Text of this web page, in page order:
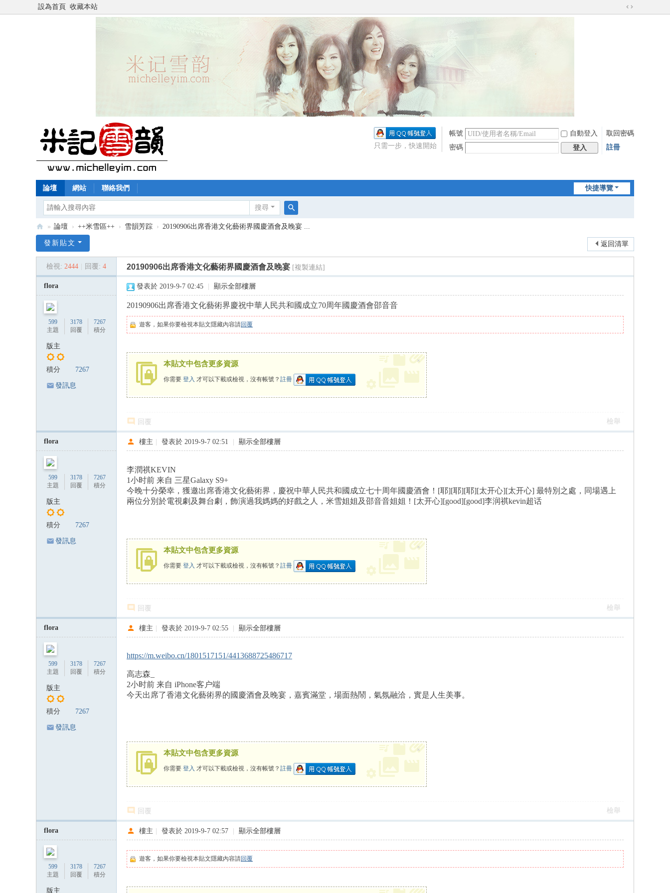
設為首頁 收藏本站
切
帳號 自動登入
取回密碼
密碼
登入 註冊
只需一步，快速開始
快捷導覽
論壇 網站 聯絡我們
搜尋
搜
米
» 論壇 › ++米雪區++ › 雪韻芳踪 › 20190906出席香港文化藝術界國慶酒會及晚宴 ...
返回清單
發新貼文
檢視: 2444 回覆: 4 20190906出席香港文化藝術界國慶酒會及晚宴 [複製連結]
flora
599
主題
3178
回覆
7267
積分
版主
積分 7267
發訊息
發表於 2019-9-7 02:45 顯示全部樓層
20190906出席香港文化藝術界慶祝中華人民共和國成立70周年國慶酒會邵音音
遊客，如果你要檢視本貼文隱藏內容請回覆
本貼文中包含更多資源
你需要 登入 才可以下載或檢視，沒有帳號？ 註冊
×
回覆 檢舉
flora
599
主題
3178
回覆
7267
積分
版主
積分 7267
發訊息
樓主 發表於 2019-9-7 02:51 顯示全部樓層
李潤祺KEVIN
1小时前 来自 三星Galaxy S9+
今晚十分榮幸，獲邀出席香港文化藝術界，慶祝中華人民共和國成立七十周年國慶酒會！[耶][耶][耶][太开心][太开心] 最特別之處，同場遇上
兩位分別於電視劇及舞台劇，飾演過我媽媽的好戲之人，米雪姐姐及邵音音姐姐！[太开心][good][good]李润祺kevin超话
本貼文中包含更多資源
你需要 登入 才可以下載或檢視，沒有帳號？ 註冊
×
回覆 檢舉
flora
599
主題
3178
回覆
7267
積分
版主
積分 7267
發訊息
樓主 發表於 2019-9-7 02:55 顯示全部樓層
https://m.weibo.cn/1801517151/4413688725486717
高志森_
2小时前 来自 iPhone客户端
今天出席了香港文化藝術界的國慶酒會及晚宴，嘉賓滿堂，場面熱鬧，氣氛融洽，實是人生美事。
本貼文中包含更多資源
你需要 登入 才可以下載或檢視，沒有帳號？ 註冊
×
回覆 檢舉
flora
599
主題
3178
回覆
7267
積分
版主
樓主 發表於 2019-9-7 02:57 顯示全部樓層
遊客，如果你要檢視本貼文隱藏內容請回覆